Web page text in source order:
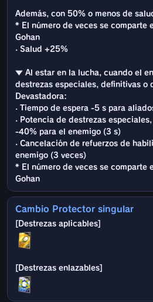
Además, con 50% o menos de
* El número de veces se comparte
Gohan
· Salud +25%
▼ Al estar en la lucha, cuando el
destrezas especiales, definitivas o
Devastadora:
· Tiempo de espera -5 s para
· Potencia de destrezas
-40% para el enemigo (3 s)
· Cancelación de refuerzos de
enemigo (3 veces)
* El número de veces se comparte
Gohan
Cambio Protector singular